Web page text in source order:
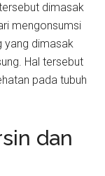
dimasak
mengonsumsi
yang dimasak
Hal tersebut
pada tubuh
dan